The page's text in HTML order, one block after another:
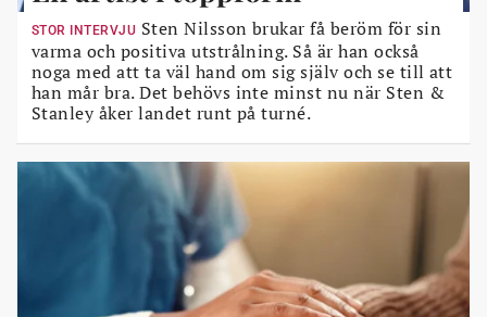
STOR INTERVJU Sten Nilsson brukar få beröm för sin
varma och positiva utstrålning. Så är han också
noga med att ta väl hand om sig själv och se till att
han mår bra. Det behövs inte minst nu när Sten &
Stanley åker landet runt på turné.